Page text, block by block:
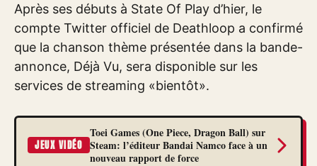
Après ses débuts à State Of Play d’hier, le
compte Twitter officiel de Deathloop a confirmé
que la chanson thème présentée dans la bande-
annonce, Déjà Vu, sera disponible sur les
services de streaming «bientôt».
JEUX VIDÉO
Toei Games (One Piece, Dragon Ball) sur
Steam: l’éditeur Bandai Namco face à un
nouveau rapport de force